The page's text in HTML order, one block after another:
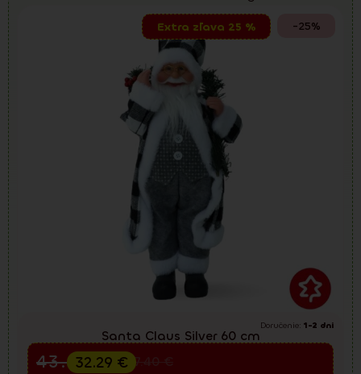
-25%
Extra zľava 25 %
Doručenie: 1-2 dni
Santa Claus Silver 60 cm
Predvianočný výpredaj
57.40
43.05€
32.29 €